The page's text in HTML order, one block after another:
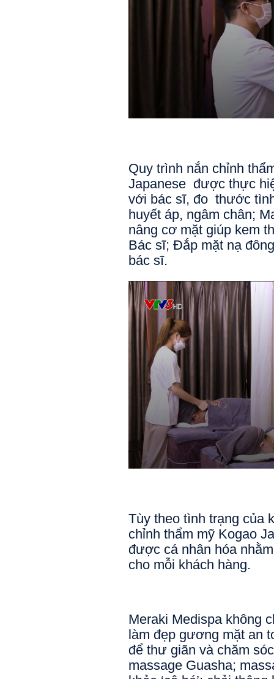
Quy trình nắn chỉnh
Japanese  được thực
với bác sĩ, đo  thước
huyết áp, ngâm chân;
nâng cơ mặt giúp kem
Bác sĩ; Đắp mặt nạ
bác sĩ.
Tùy theo tình trạng của
chỉnh thẩm mỹ Kogao
được cá nhân hóa
cho mỗi khách hàng.
Meraki Medispa không
làm đẹp gương mặt an
để thư giãn và chăm
massage Guasha;